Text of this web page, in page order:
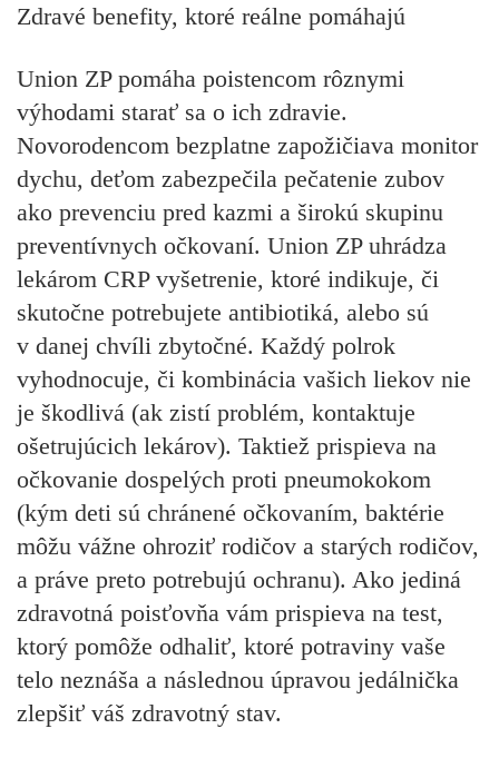
Zdravé benefity, ktoré reálne pomáhajú
Union ZP pomáha poistencom rôznymi
výhodami starať sa o ich zdravie.
Novorodencom bezplatne zapožičiava monitor
dychu, deťom zabezpečila pečatenie zubov
ako prevenciu pred kazmi a širokú skupinu
preventívnych očkovaní. Union ZP uhrádza
lekárom CRP vyšetrenie, ktoré indikuje, či
skutočne potrebujete antibiotiká, alebo sú
v danej chvíli zbytočné. Každý polrok
vyhodnocuje, či kombinácia vašich liekov nie
je škodlivá (ak zistí problém, kontaktuje
ošetrujúcich lekárov). Taktiež prispieva na
očkovanie dospelých proti pneumokokom
(kým deti sú chránené očkovaním, baktérie
môžu vážne ohroziť rodičov a starých rodičov,
a práve preto potrebujú ochranu). Ako jediná
zdravotná poisťovňa vám prispieva na test,
ktorý pomôže odhaliť, ktoré potraviny vaše
telo neznáša a následnou úpravou jedálnička
zlepšiť váš zdravotný stav.